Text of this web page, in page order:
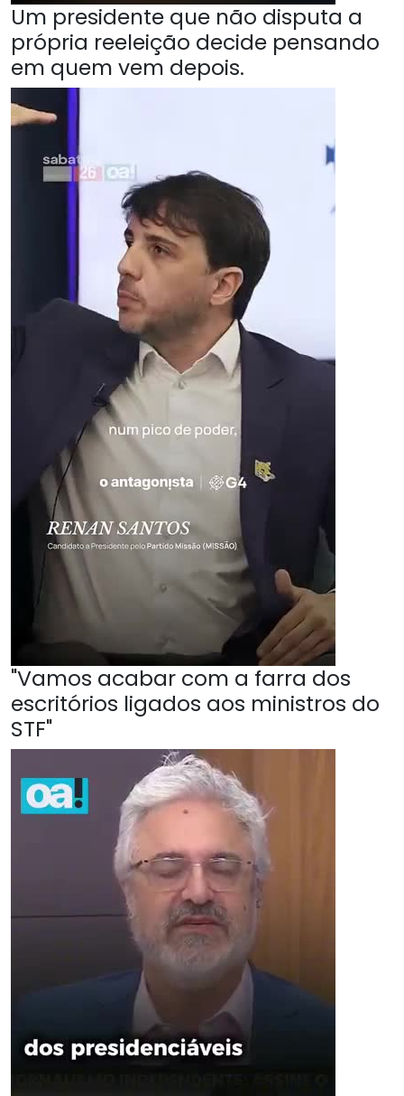
Um presidente que não disputa a
própria reeleição decide pensando
em quem vem depois.
"Vamos acabar com a farra dos
escritórios ligados aos ministros do
STF"